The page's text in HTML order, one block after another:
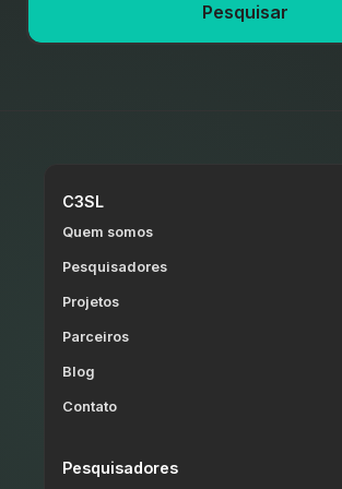
Pesquisar
C3SL
Quem somos
Pesquisadores
Projetos
Parceiros
Blog
Contato
Pesquisadores